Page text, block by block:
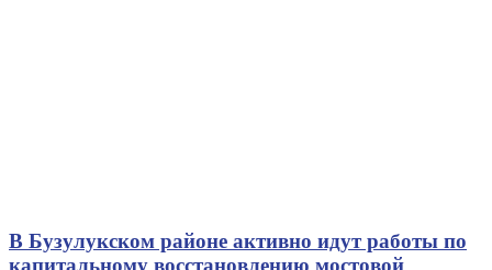
В Бузулукском районе активно идут работы по
капитальному восстановлению мостовой